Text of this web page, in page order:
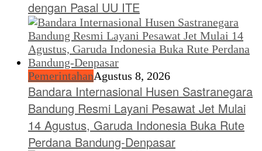
dengan Pasal UU ITE
PemerintahanAgustus 8, 2026
Bandara Internasional Husen Sastranegara
Bandung Resmi Layani Pesawat Jet Mulai
14 Agustus, Garuda Indonesia Buka Rute
Perdana Bandung-Denpasar